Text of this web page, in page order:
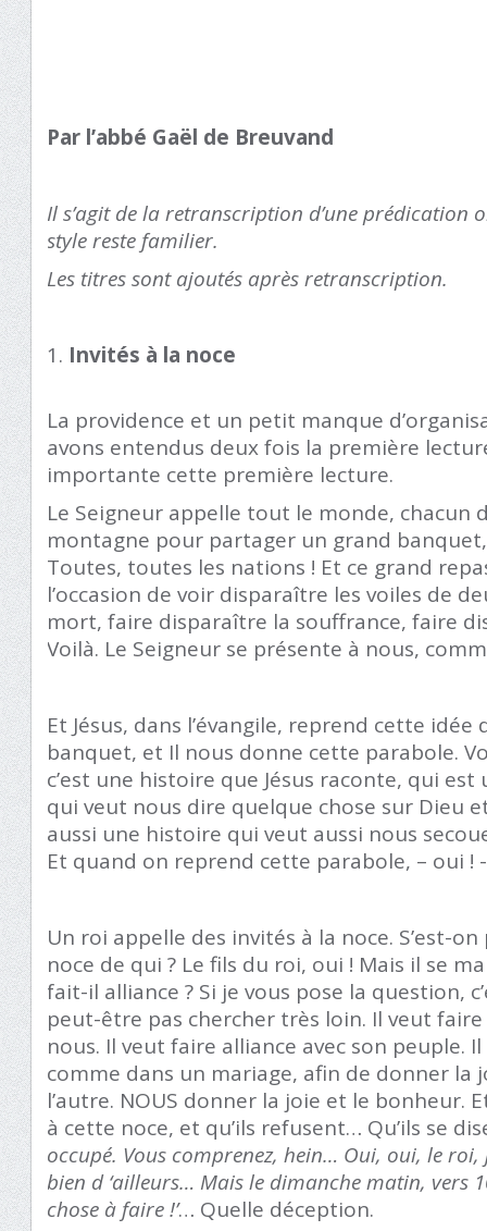
Par l’abbé Gaël de Breuvand
Il s’agit de la retranscription d’une prédication
style reste familier.
Les titres sont ajoutés après retranscription.
Invités à la noce
La providence et un petit manque
avons entendus deux fois la première
importante cette première lecture.
Le Seigneur appelle tout le monde, chacun
montagne pour partager un grand
Toutes, toutes les nations ! Et ce grand
l’occasion de voir disparaître les voiles de
mort, faire disparaître la souffrance, faire
Voilà. Le Seigneur se présente à nous,
Et Jésus, dans l’évangile, reprend cette idée
banquet, et Il nous donne cette parabole.
c’est une histoire que Jésus raconte, qui
qui veut nous dire quelque chose sur Dieu
aussi une histoire qui veut aussi nous
Et quand on reprend cette parabole, – oui !
Un roi appelle des invités à la noce. S’est-
noce de qui ? Le fils du roi, oui ! Mais il se
fait-il alliance ? Si je vous pose la question,
peut-être pas chercher très loin. Il veut
nous. Il veut faire alliance avec son peuple.
comme dans un mariage, afin de donner la
l’autre. NOUS donner la joie et le bonheur.
à cette noce, et qu’ils refusent… Qu’ils se
occupé. Vous comprenez, hein… Oui, oui, le roi,
bien d ‘ailleurs… Mais le dimanche matin, vers
chose à faire !’… Quelle déception.